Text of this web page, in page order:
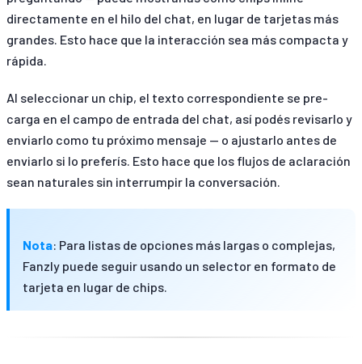
directamente en el hilo del chat, en lugar de tarjetas más
grandes. Esto hace que la interacción sea más compacta y
rápida.
Al seleccionar un chip, el texto correspondiente se pre-
carga en el campo de entrada del chat, así podés revisarlo y
enviarlo como tu próximo mensaje — o ajustarlo antes de
enviarlo si lo preferís. Esto hace que los flujos de aclaración
sean naturales sin interrumpir la conversación.
Nota: Para listas de opciones más largas o complejas,
Fanzly puede seguir usando un selector en formato de
tarjeta en lugar de chips.